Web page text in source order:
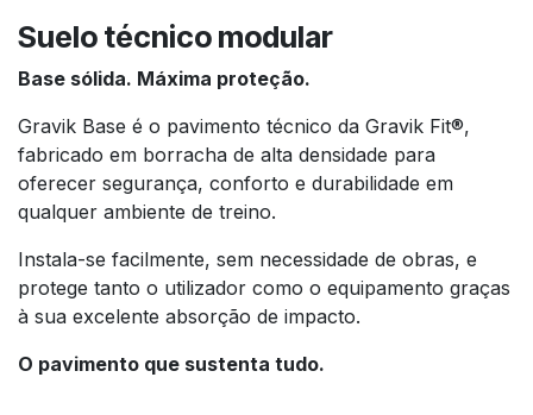
Suelo técnico modular
Base sólida. Máxima proteção.
Gravik Base é o pavimento técnico da Gravik Fit®,
fabricado em borracha de alta densidade para
oferecer segurança, conforto e durabilidade em
qualquer ambiente de treino.
Instala-se facilmente, sem necessidade de obras, e
protege tanto o utilizador como o equipamento graças
à sua excelente absorção de impacto.
O pavimento que sustenta tudo.